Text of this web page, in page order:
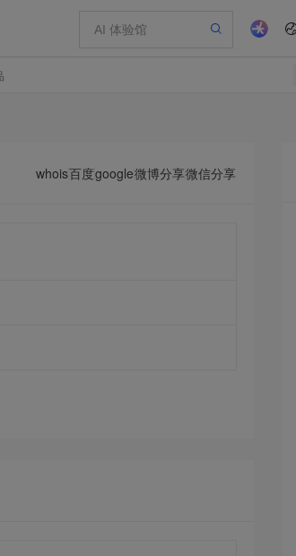
whois百度google微博分享微信分享